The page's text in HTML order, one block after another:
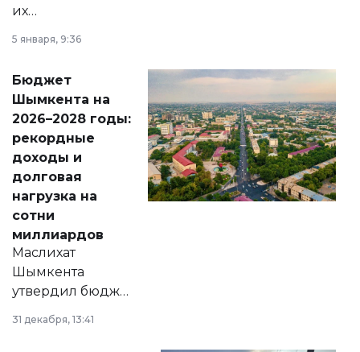
их
принести
народу
Венесуэлы.
5 января, 9:36
Бюджет
Шымкента на
2026–2028 годы:
рекордные
доходы и
долговая
нагрузка на
сотни
миллиардов
Маслихат
Шымкента
утвердил бюджет
города на 2026–
2028 годы.
31 декабря, 13:41